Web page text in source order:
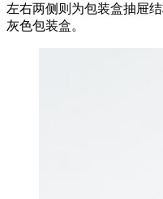
左右两侧则为包装盒抽屉
灰色包装盒。